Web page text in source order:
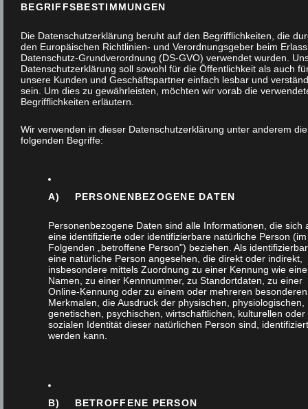
MIT
SATINIERTEM
GLAS,
BEGRIFFSBESTIMMUNGEN
Die Datenschutzerklärung beruht auf den Begrifflichkeiten, die
den Europäischen Richtlinien- und Verordnungsgeber beim
Datenschutz-Grundverordnung (DS-GVO) verwendet wurden.
Datenschutzerklärung soll sowohl für die Öffentlichkeit als auch
unsere Kunden und Geschäftspartner einfach lesbar und
sein. Um dies zu gewährleisten, möchten wir vorab die
Begrifflichkeiten erläutern.
Wir verwenden in dieser Datenschutzerklärung unter anderem die
folgenden Begriffe:
A) PERSONENBEZOGENE DATEN
Personenbezogene Daten sind alle Informationen, die sich
eine identifizierte oder identifizierbare natürliche Person (im
Folgenden „betroffene Person") beziehen. Als
eine natürliche Person angesehen, die direkt oder indirekt,
insbesondere mittels Zuordnung zu einer Kennung wie
Namen, zu einer Kennnummer, zu Standortdaten, zu einer
Online-Kennung oder zu einem oder mehreren besonderen
Merkmalen, die Ausdruck der physischen, physiologischen,
genetischen, psychischen, wirtschaftlichen, kulturellen oder
sozialen Identität dieser natürlichen Person sind,
werden kann.
B) BETROFFENE PERSON